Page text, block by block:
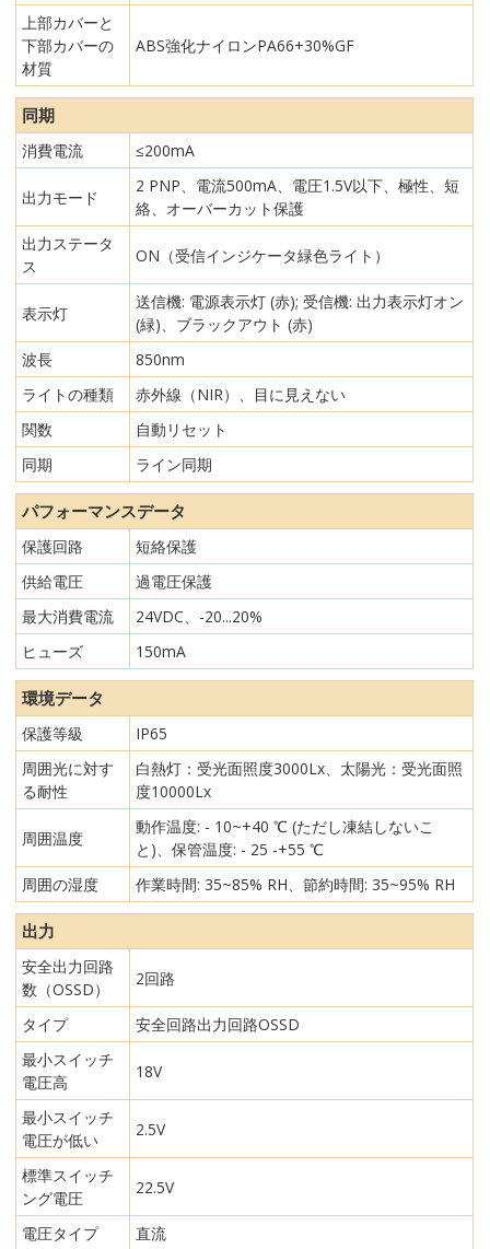
上部カバーと
下部カバーの
材質
ABS強化ナイロンPA66+30%GF
同期
消費電流 ≤200mA
出力モード
2 PNP、電流500mA、電圧1.5V以下、極性、短
絡、オーバーカット保護
出力ステータ
ス
ON（受信インジケータ緑色ライト）
表示灯
送信機: 電源表示灯 (赤); 受信機: 出力表示灯オン
(緑)、ブラックアウト (赤)
波長
850nm
ライトの種類
赤外線（NIR）、目に見えない
関数
自動リセット
同期
ライン同期
パフォーマンスデータ
保護回路
短絡保護
供給電圧
過電圧保護
最大消費電流
24VDC、-20...20%
ヒューズ
150mA
環境データ
保護等級
IP65
周囲光に対す
る耐性
白熱灯：受光面照度3000Lx、太陽光：受光面照
度10000Lx
周囲温度
動作温度: - 10~+40 ℃ (ただし凍結しないこ
と)、保管温度: - 25 -+55 ℃
周囲の湿度
作業時間: 35~85% RH、節約時間: 35~95% RH
出力
安全出力回路
数（OSSD）
2回路
タイプ
安全回路出力回路OSSD
最小スイッチ
電圧高
18V
最小スイッチ
電圧が低い
2.5V
標準スイッチ
ング電圧
22.5V
電圧タイプ 直流